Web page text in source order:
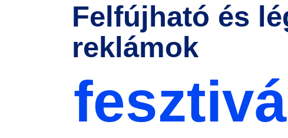
Felfújható és
reklámok